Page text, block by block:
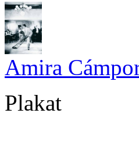
Amira
Plakat